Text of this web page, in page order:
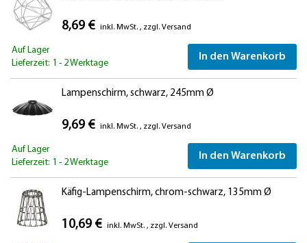
8,69 € inkl. MwSt. , zzgl. Versand
Auf Lager
Lieferzeit: 1 - 2 Werktage
In den Warenkorb
Lampenschirm, schwarz, 245mm Ø
9,69 € inkl. MwSt. , zzgl. Versand
Auf Lager
Lieferzeit: 1 - 2 Werktage
In den Warenkorb
Käfig-Lampenschirm, chrom-schwarz, 135mm Ø
10,69 € inkl. MwSt. , zzgl. Versand